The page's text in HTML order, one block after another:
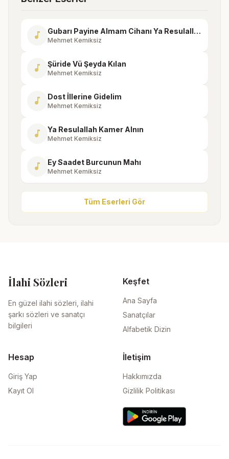
music_note Gubarı Payine Almam Cihanı Ya Resulallah
Mehmet Kemiksiz
music_note Şüride Vü Şeyda Kılan
Mehmet Kemiksiz
music_note Dost İllerine Gidelim
Mehmet Kemiksiz
music_note Ya Resulallah Kamer Alnın
Mehmet Kemiksiz
music_note Ey Saadet Burcunun Mahı
Mehmet Kemiksiz
Tüm Eserleri Gör
İlahi Sözleri
En güzel ilahi sözleri, ilahi
şarkı sözleri ve sanatçı
bilgileri
Keşfet
Ana Sayfa
Sanatçılar
Alfabetik Dizin
Hesap
Giriş Yap
Kayıt Ol
İletişim
Hakkımızda
Gizlilik Politikası